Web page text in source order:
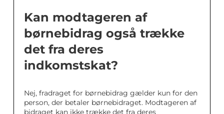
Kan modtageren af
børnebidrag også trække
det fra deres
indkomstskat?
Nej, fradraget for børnebidrag gælder kun for den
person, der betaler børnebidraget. Modtageren af
bidraget kan ikke trække det fra deres